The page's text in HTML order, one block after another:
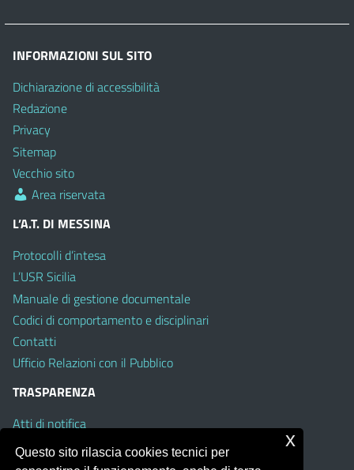
INFORMAZIONI SUL SITO
Dichiarazione di accessibilità
Redazione
Privacy
Sitemap
Vecchio sito
Area riservata
L’A.T. DI MESSINA
Protocolli d’intesa
L’USR Sicilia
Manuale di gestione documentale
Codici di comportamento e disciplinari
Contatti
Ufficio Relazioni con il Pubblico
TRASPARENZA
Atti di notifica
Albo on line
Questo sito rilascia cookies tecnici per
x